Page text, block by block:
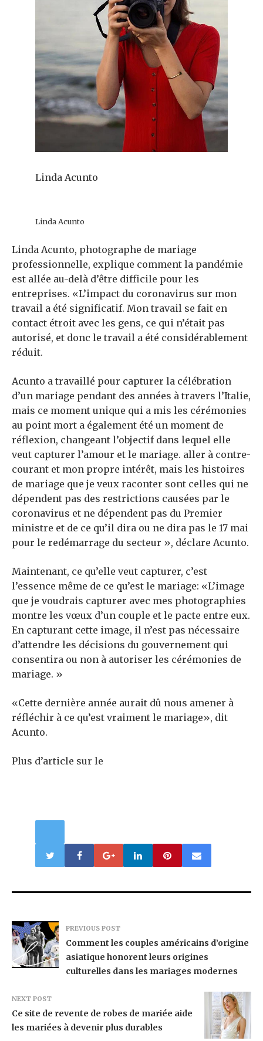
Linda Acunto
Linda Acunto
Linda Acunto, photographe de mariage
professionnelle, explique comment la pandémie
est allée au-delà d’être difficile pour les
entreprises. «L’impact du coronavirus sur mon
travail a été significatif. Mon travail se fait en
contact étroit avec les gens, ce qui n’était pas
autorisé, et donc le travail a été considérablement
réduit.
Acunto a travaillé pour capturer la célébration
d’un mariage pendant des années à travers l’Italie,
mais ce moment unique qui a mis les cérémonies
au point mort a également été un moment de
réflexion, changeant l’objectif dans lequel elle
veut capturer l’amour et le mariage. aller à contre-
courant et mon propre intérêt, mais les histoires
de mariage que je veux raconter sont celles qui ne
dépendent pas des restrictions causées par le
coronavirus et ne dépendent pas du Premier
ministre et de ce qu’il dira ou ne dira pas le 17 mai
pour le redémarrage du secteur », déclare Acunto.
Maintenant, ce qu’elle veut capturer, c’est
l’essence même de ce qu’est le mariage: «L’image
que je voudrais capturer avec mes photographies
montre les vœux d’un couple et le pacte entre eux.
En capturant cette image, il n’est pas nécessaire
d’attendre les décisions du gouvernement qui
consentira ou non à autoriser les cérémonies de
mariage. »
«Cette dernière année aurait dû nous amener à
réfléchir à ce qu’est vraiment le mariage», dit
Acunto.
Plus d’article sur le
PREVIOUS POST
Comment les couples américains d’origine
asiatique honorent leurs origines
culturelles dans les mariages modernes
NEXT POST
Ce site de revente de robes de mariée aide
les mariées à devenir plus durables